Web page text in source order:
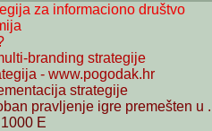
za informaciono društvo
branding strategije
- www.pogodak.hr
strategije
pravljenje igre premešten u
E